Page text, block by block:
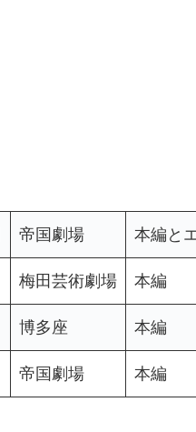
帝国劇場 本編と
梅田芸術劇場 本編
博多座 本編
帝国劇場 本編